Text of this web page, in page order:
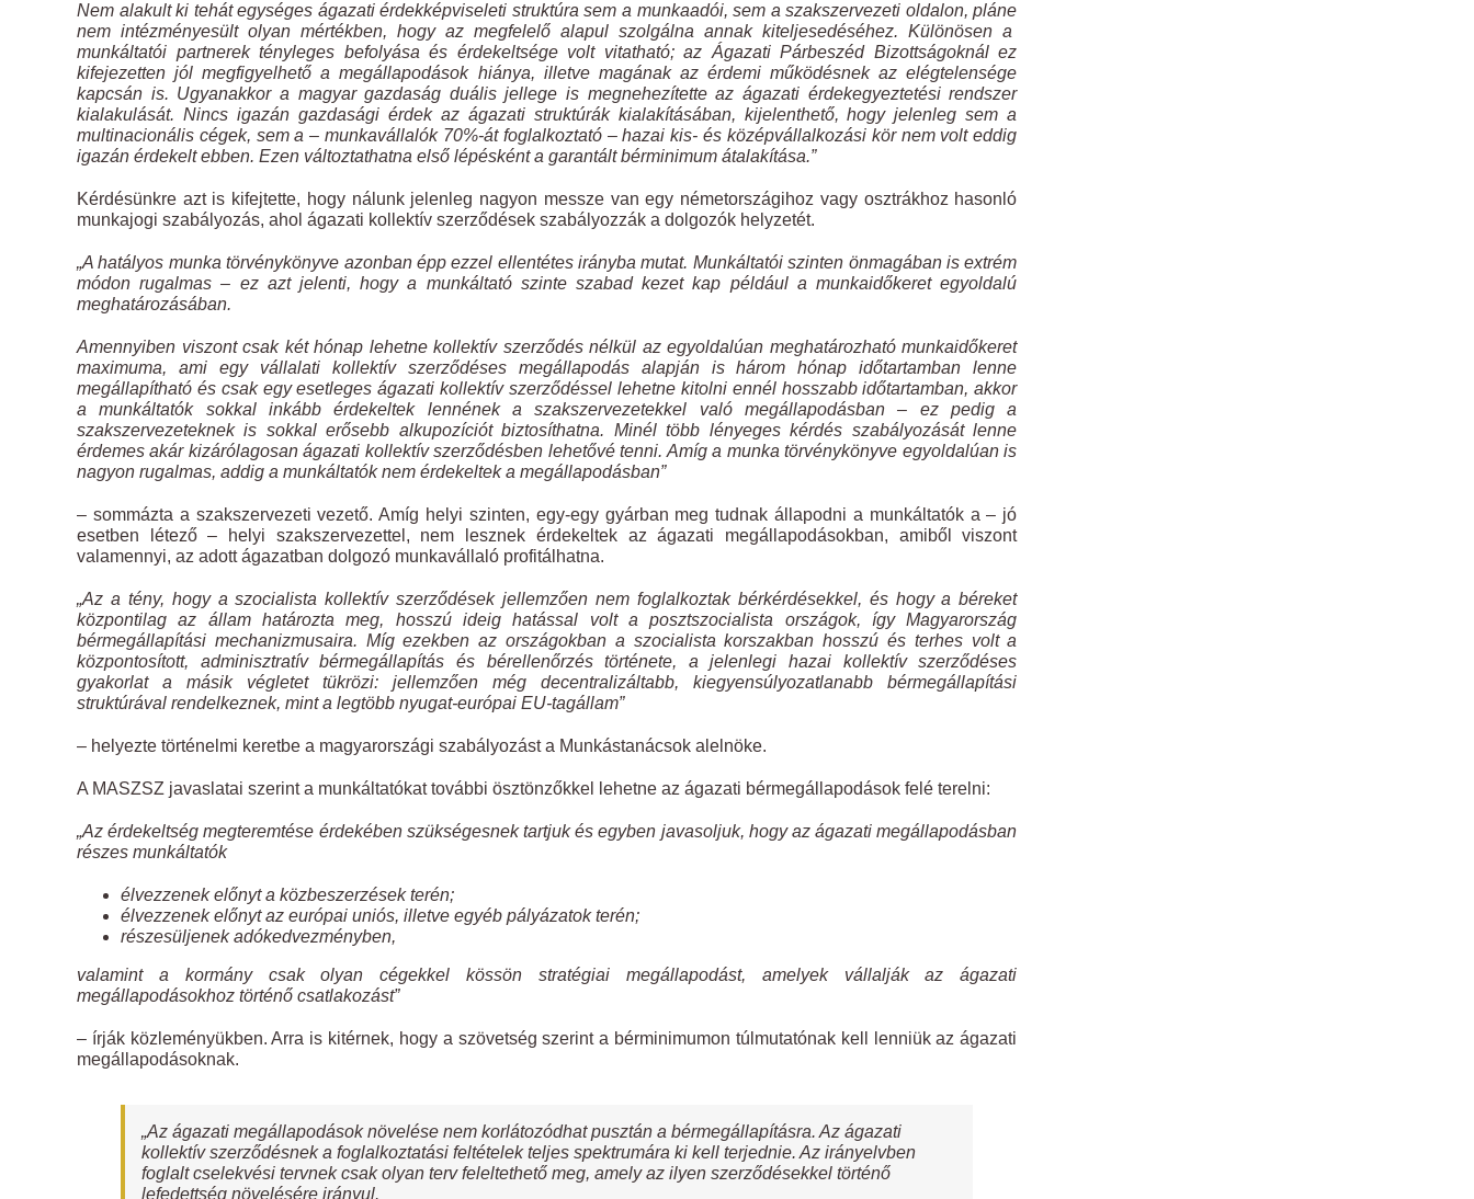
Nem alakult ki tehát egységes ágazati érdekképviseleti struktúra sem a munkaadói, sem a szakszervezeti oldalon, pláne
nem intézményesült olyan mértékben, hogy az megfelelő alapul szolgálna annak kiteljesedéséhez. Különösen a
munkáltatói partnerek tényleges befolyása és érdekeltsége volt vitatható; az Ágazati Párbeszéd Bizottságoknál ez
kifejezetten jól megfigyelhető a megállapodások hiánya, illetve magának az érdemi működésnek az elégtelensége
kapcsán is. Ugyanakkor a magyar gazdaság duális jellege is megnehezítette az ágazati érdekegyeztetési rendszer
kialakulását. Nincs igazán gazdasági érdek az ágazati struktúrák kialakításában, kijelenthető, hogy jelenleg sem a
multinacionális cégek, sem a – munkavállalók 70%-át foglalkoztató – hazai kis- és középvállalkozási kör nem volt eddig
igazán érdekelt ebben. Ezen változtathatna első lépésként a garantált bérminimum átalakítása.”
Kérdésünkre azt is kifejtette, hogy nálunk jelenleg nagyon messze van egy németországihoz vagy osztrákhoz hasonló
munkajogi szabályozás, ahol ágazati kollektív szerződések szabályozzák a dolgozók helyzetét.
„A hatályos munka törvénykönyve azonban épp ezzel ellentétes irányba mutat. Munkáltatói szinten önmagában is extrém
módon rugalmas – ez azt jelenti, hogy a munkáltató szinte szabad kezet kap például a munkaidőkeret egyoldalú
meghatározásában.
Amennyiben viszont csak két hónap lehetne kollektív szerződés nélkül az egyoldalúan meghatározható munkaidőkeret
maximuma, ami egy vállalati kollektív szerződéses megállapodás alapján is három hónap időtartamban lenne
megállapítható és csak egy esetleges ágazati kollektív szerződéssel lehetne kitolni ennél hosszabb időtartamban, akkor
a munkáltatók sokkal inkább érdekeltek lennének a szakszervezetekkel való megállapodásban – ez pedig a
szakszervezeteknek is sokkal erősebb alkupozíciót biztosíthatna. Minél több lényeges kérdés szabályozását lenne
érdemes akár kizárólagosan ágazati kollektív szerződésben lehetővé tenni. Amíg a munka törvénykönyve egyoldalúan is
nagyon rugalmas, addig a munkáltatók nem érdekeltek a megállapodásban”
– sommázta a szakszervezeti vezető. Amíg helyi szinten, egy-egy gyárban meg tudnak állapodni a munkáltatók a – jó
esetben létező – helyi szakszervezettel, nem lesznek érdekeltek az ágazati megállapodásokban, amiből viszont
valamennyi, az adott ágazatban dolgozó munkavállaló profitálhatna.
„Az a tény, hogy a szocialista kollektív szerződések jellemzően nem foglalkoztak bérkérdésekkel, és hogy a béreket
központilag az állam határozta meg, hosszú ideig hatással volt a posztszocialista országok, így Magyarország
bérmegállapítási mechanizmusaira. Míg ezekben az országokban a szocialista korszakban hosszú és terhes volt a
központosított, adminisztratív bérmegállapítás és bérellenőrzés története, a jelenlegi hazai kollektív szerződéses
gyakorlat a másik végletet tükrözi: jellemzően még decentralizáltabb, kiegyensúlyozatlanabb bérmegállapítási
struktúrával rendelkeznek, mint a legtöbb nyugat-európai EU-tagállam”
– helyezte történelmi keretbe a magyarországi szabályozást a Munkástanácsok alelnöke.
A MASZSZ javaslatai szerint a munkáltatókat további ösztönzőkkel lehetne az ágazati bérmegállapodások felé terelni:
„Az érdekeltség megteremtése érdekében szükségesnek tartjuk és egyben javasoljuk, hogy az ágazati megállapodásban
részes munkáltatók
élvezzenek előnyt a közbeszerzések terén;
élvezzenek előnyt az európai uniós, illetve egyéb pályázatok terén;
részesüljenek adókedvezményben,
valamint a kormány csak olyan cégekkel kössön stratégiai megállapodást, amelyek vállalják az ágazati
megállapodásokhoz történő csatlakozást”
– írják közleményükben. Arra is kitérnek, hogy a szövetség szerint a bérminimumon túlmutatónak kell lenniük az ágazati
megállapodásoknak.
„Az ágazati megállapodások növelése nem korlátozódhat pusztán a bérmegállapításra. Az ágazati
kollektív szerződésnek a foglalkoztatási feltételek teljes spektrumára ki kell terjednie. Az irányelvben
foglalt cselekvési tervnek csak olyan terv feleltethető meg, amely az ilyen szerződésekkel történő
lefedettség növelésére irányul.